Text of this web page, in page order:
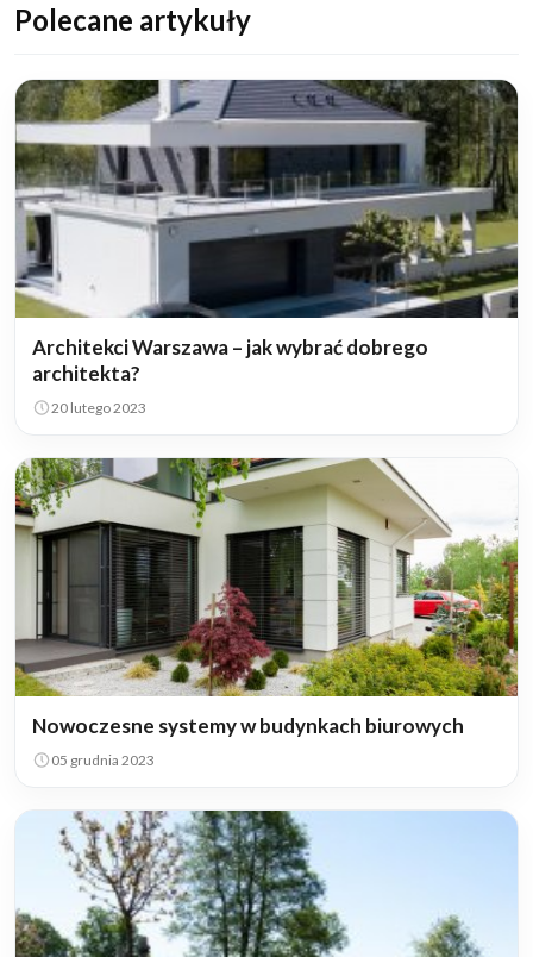
Polecane artykuły
Architekci Warszawa – jak wybrać dobrego
architekta?
20 lutego 2023
Nowoczesne systemy w budynkach biurowych
05 grudnia 2023